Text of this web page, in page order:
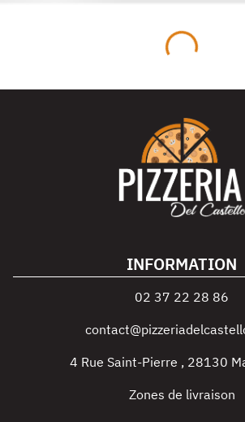
INFORMATION
02 37 22 28 86
4 Rue Saint-Pierre , 28130
Zones de livraison